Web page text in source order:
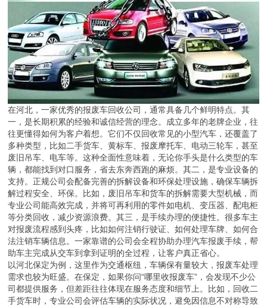
在河北，一家优秀的报废车回收公司，通常具备几个鲜明特点。其
一，是长期积累的经验和诚信经营的理念。成立多年的老牌企业，往
往更懂得如何为客户着想。它们不仅回收常见的小型汽车，还覆盖了
多种类型，比如二手货车、黄标车、报废摩托车、电动三轮车，甚至
废旧吊车、电车等。这种全面性意味着，无论你手头是什么类型的车
辆，都能找到对口服务，省去东奔西跑的麻烦。其二，是专业设备的
支持。正规公司会配备完善的拆解设备和环保处理设施，确保车辆拆
解过程安全、环保。比如，废旧吊车和货车的拆解需要大型机械，而
专业公司能高效完成，并将可再利用的零件如电机、变压器、配电柜
等分类回收，减少资源浪费。其三，是手续办理的便捷性。很多车主
对报废流程感到头疼，比如如何注销行驶证、如何处理车牌、如何合
法注销车辆信息。一家靠谱的公司会全程协助办理汽车报废手续，帮
助车主完成从交车到拿到证明的全过程，让客户真正省心。
以河北保定为例，这里作为交通枢纽，车辆保有量较大，报废车处理
需求也较为旺盛。在保定，如果你问“哪里收报废车”，会发现不少公
司都提供服务，但差距往往体现在服务态度和细节上。比如，回收二
手货车时，专业公司会评估车辆的实际状况，避免因信息不对称导致